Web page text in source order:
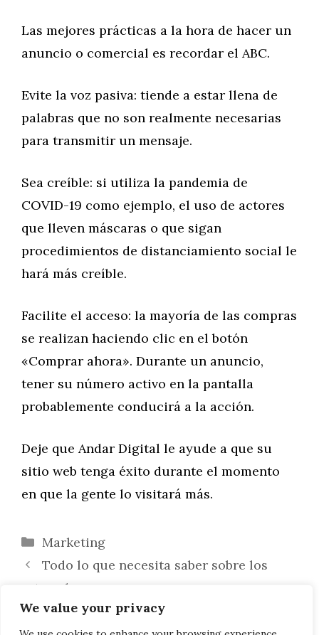
We value your privacy
Las mejores prácticas a la hora de hacer un
anuncio o comercial es recordar el ABC.
Evite la voz pasiva: tiende a estar llena de
palabras que no son realmente necesarias
para transmitir un mensaje.
Sea creíble: si utiliza la pandemia de
COVID-19 como ejemplo, el uso de actores
que lleven máscaras o que sigan
procedimientos de distanciamiento social le
hará más creíble.
Facilite el acceso: la mayoría de las compras
se realizan haciendo clic en el botón
«Comprar ahora». Durante un anuncio,
tener su número activo en la pantalla
probablemente conducirá a la acción.
Deje que Andar Digital le ayude a que su
sitio web tenga éxito durante el momento
en que la gente lo visitará más.
Categorías
Marketing
Todo lo que necesita saber sobre los
retenedores
Temario para acceder por el turno de